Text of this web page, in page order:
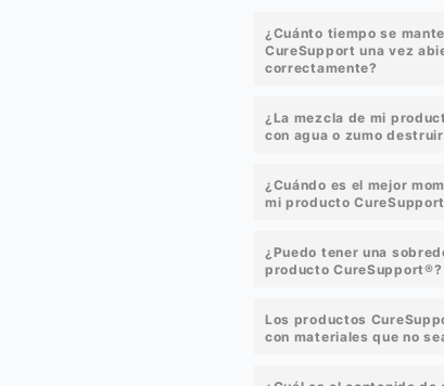
¿Cuánto tiempo se
CureSupport una vez
correctamente?
¿La mezcla de mi
con agua o zumo
¿Cuándo es el mejor
mi producto
¿Puedo tener una
producto CureSupport®?
Los productos
con materiales que no